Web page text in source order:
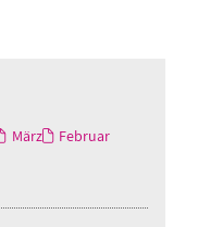
März
Februar